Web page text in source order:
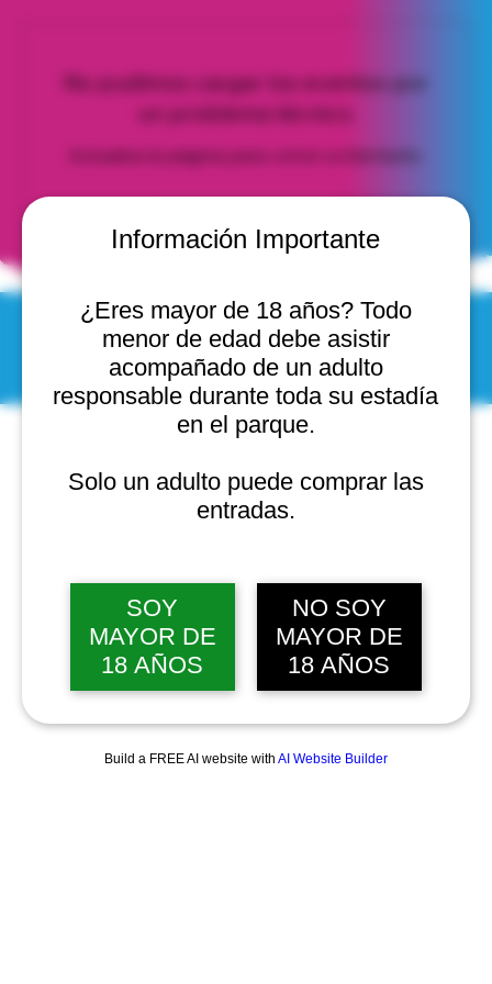
Información Importante
¿Eres mayor de 18 años? Todo
menor de edad debe asistir
acompañado de un adulto
responsable durante toda su estadía
en el parque.
Solo un adulto puede comprar las
entradas.
SOY
MAYOR DE
18 AÑOS
NO SOY
MAYOR DE
18 AÑOS
Build a FREE AI website with AI Website Builder
No pudimos cargar los eventos por
un problema técnico.
Actualiza la página para volver a intentarlo.
Actualizar página
© 2025 by Scantastic.